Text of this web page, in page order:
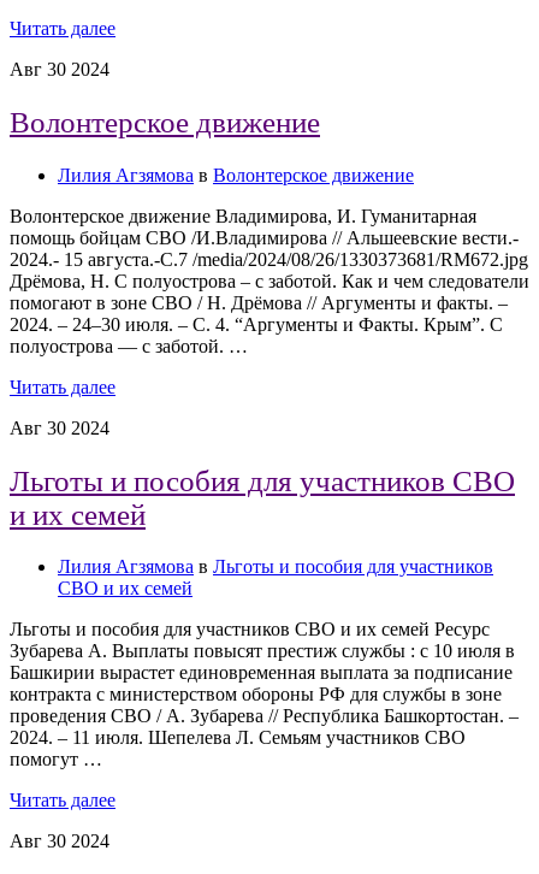
Читать далее
Авг 30 2024
Волонтерское движение
Лилия Агзямова в Волонтерское движение
Волонтерское движение Владимирова, И. Гуманитарная
помощь бойцам СВО /И.Владимирова // Альшеевские вести.-
2024.- 15 августа.-С.7 /media/2024/08/26/1330373681/RM672.jpg
Дрёмова, Н. С полуострова – с заботой. Как и чем следователи
помогают в зоне СВО / Н. Дрёмова // Аргументы и факты. –
2024. – 24–30 июля. – С. 4. “Аргументы и Факты. Крым”. С
полуострова — с заботой. …
Читать далее
Авг 30 2024
Льготы и пособия для участников СВО
и их семей
Лилия Агзямова в Льготы и пособия для участников
СВО и их семей
Льготы и пособия для участников СВО и их семей Ресурс
Зубарева А. Выплаты повысят престиж службы : с 10 июля в
Башкирии вырастет единовременная выплата за подписание
контракта с министерством обороны РФ для службы в зоне
проведения СВО / А. Зубарева // Республика Башкортостан. –
2024. – 11 июля. Шепелева Л. Семьям участников СВО
помогут …
Читать далее
Авг 30 2024